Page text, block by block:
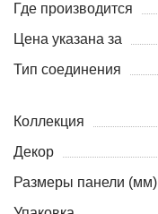
Где производится
Цена указана за
Тип соединения
Коллекция
Декор
Размеры панели (мм)